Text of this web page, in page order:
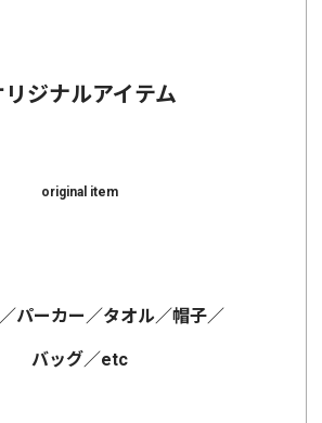
リジナルアイテム
original item
パーカー／タオル／帽子／
バッグ／etc